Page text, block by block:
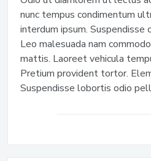
nunc tempus condimentum
interdum ipsum. Suspendisse
Leo malesuada nam
mattis. Laoreet vehicula
Pretium provident tortor.
Suspendisse lobortis odio